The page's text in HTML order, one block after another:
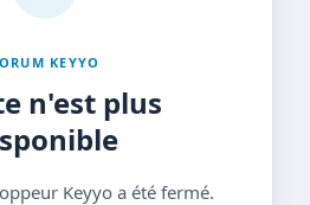
KEYYO
n'est plus
Keyyo a été fermé.